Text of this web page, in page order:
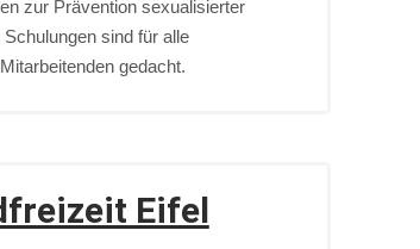
zur Prävention sexualisierter
sind für alle
gedacht.
Eifel